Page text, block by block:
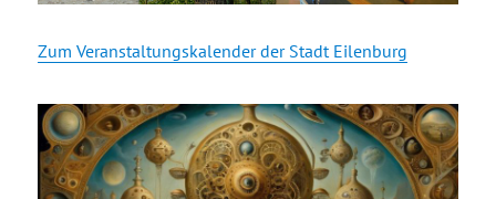
Zum Veranstaltungskalender der Stadt Eilenburg